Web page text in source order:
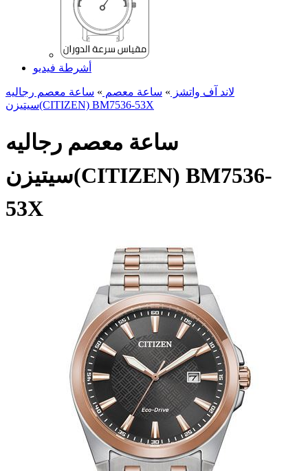
أشرطة فيديو
لاند آف واتشز » ساعة معصم » ساعة معصم رجالیه
سیتیزن(CITIZEN) BM7536-53X
ساعة معصم رجالیه
سیتیزن(CITIZEN) BM7536-
53X